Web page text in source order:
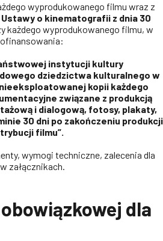
wyprodukowanego filmu wraz z
o kinematografii z dnia 30
każdego wyprodukowanego filmu, w
instytucji kultury
dziedzictwa kulturalnego w
kopii każdego
związane z produkcją
i dialogową, fotosy, plakaty,
30 dni po zakończeniu
filmu”.
wymogi techniczne, zalecenia dla
załącznikach.
dla